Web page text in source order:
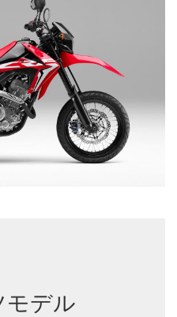
モデル